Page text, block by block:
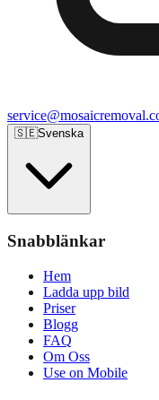
🇸🇪Svenska
Snabblänkar
Hem
Ladda upp bild
Priser
Blogg
FAQ
Om Oss
Use on Mobile